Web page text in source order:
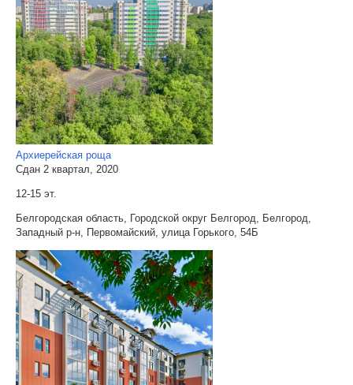
Архиерейская роща
Сдан 2 квартал, 2020
12-15 эт.
Белгородская область, Городской округ Белгород, Белгород,
Западный р-н, Первомайский, улица Горького, 54Б